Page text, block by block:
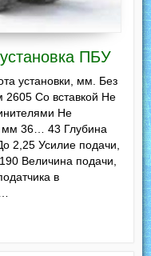
ПБУ
установки, мм. Без
2605 Со вставкой Не
Не
мм 36… 43 Глубина
2,25 Усилие подачи,
Величина подачи,
в